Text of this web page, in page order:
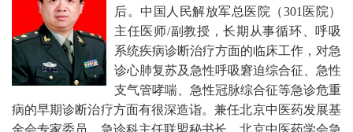
后。 中国人民解放军总医院（301医院）
主任医师/副教授，长期从事循环、呼吸
系统疾病诊断治疗方面的临床工作，对急
诊心肺复苏及急性呼吸窘迫综合征、急性
支气管哮喘、急性冠脉综合征等急诊危重
病的早期诊断治疗方面有很深造诣。兼任北京中医药发展基
金会专家委员、急诊科主任联盟秘书长 、北京中医药学会急